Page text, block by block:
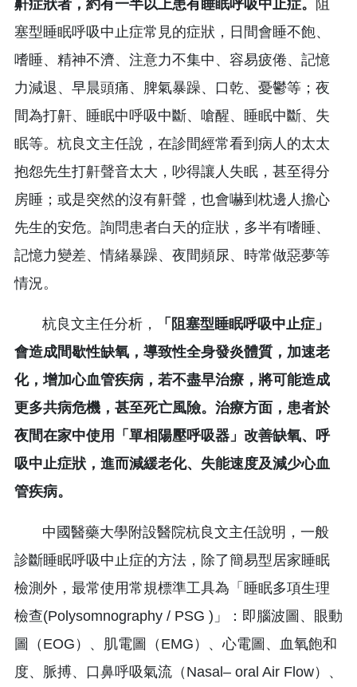
鼾症狀者，約有一半以上患有睡眠呼吸中止症。 阻
塞型睡眠呼吸中止症常見的症狀，日間會睡不飽、
嗜睡、精神不濟、注意力不集中、容易疲倦、記憶
力減退、早晨頭痛、脾氣暴躁、口乾、憂鬱等；夜
間為打鼾、睡眠中呼吸中斷、嗆醒、睡眠中斷、失
眠等。杭良文主任說，在診間經常看到病人的太太
抱怨先生打鼾聲音太大，吵得讓人失眠，甚至得分
房睡；或是突然的沒有鼾聲，也會嚇到枕邊人擔心
先生的安危。詢問患者白天的症狀，多半有嗜睡、
記憶力變差、情緒暴躁、夜間頻尿、時常做惡夢等
情況。
杭良文主任分析，
「阻塞型睡眠呼吸中止症」
會造成間歇性缺氧，導致性全身發炎體質，加速老
化，增加心血管疾病，若不盡早治療，將可能造成
更多共病危機，甚至死亡風險。治療方面，患者於
夜間在家中使用「單相陽壓呼吸器」改善缺氧、呼
吸中止症狀，進而減緩老化、失能速度及減少心血
管疾病。
中國醫藥大學附設醫院杭良文主任說明，一般
診斷睡眠呼吸中止症的方法，除了簡易型居家睡眠
檢測外，最常使用常規標準工具為「睡眠多項生理
檢查(Polysomnography / PSG )」：即腦波圖、眼動
圖（EOG）、肌電圖（EMG）、心電圖、血氧飽和
度、脈搏、口鼻呼吸氣流（Nasal– oral Air Flow）、